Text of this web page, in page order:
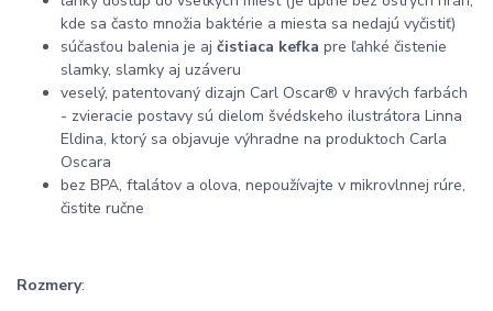
kde sa často množia baktérie a miesta sa nedajú vyčistiť)
súčasťou balenia je aj čistiaca kefka pre ľahké čistenie
slamky, slamky aj uzáveru
veselý, patentovaný dizajn Carl Oscar® v hravých farbách
- zvieracie postavy sú dielom švédskeho ilustrátora Linna
Eldina, ktorý sa objavuje výhradne na produktoch Carla
Oscara
bez BPA, ftalátov a olova, nepoužívajte v mikrovlnnej rúre,
čistite ručne
Rozmery: